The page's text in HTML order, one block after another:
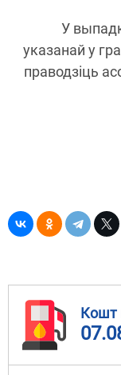
У
указанай у
праводзіць
Кошт